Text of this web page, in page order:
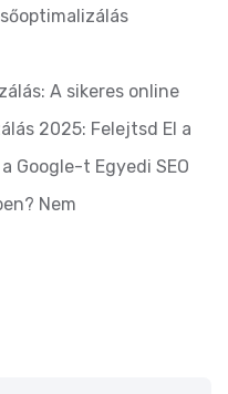
A sikeres online
2025: Felejtsd El a
Google-t Egyedi SEO
Nem